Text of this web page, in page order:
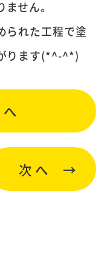
せん。
られた工程で塗
ります(*^-^*)
次へ